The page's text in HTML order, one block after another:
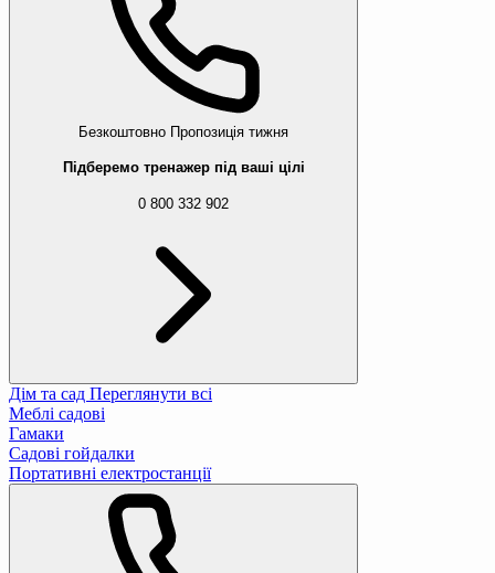
Безкоштовно Пропозиція тижня
Підберемо тренажер під ваші цілі
0 800 332 902
Дім та сад Переглянути всі
Меблі садові
Гамаки
Садові гойдалки
Портативні електростанції